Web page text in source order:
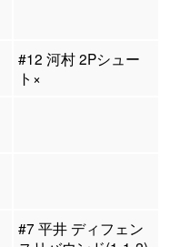
#12 河村 2Pシュー
ト×
#7 平井 ディフェン